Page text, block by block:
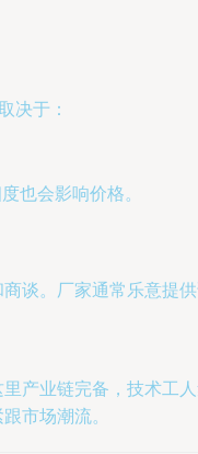
决于：
也会影响价格。
谈。厂家通常乐意提供
产业链完备，技术工
市场潮流。